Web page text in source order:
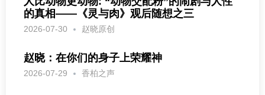
的真相——《灵与肉》观后随想之三
2026-07-30 赵晓原创
赵晓：在你们的身子上荣耀神
2026-07-29 香柏之声